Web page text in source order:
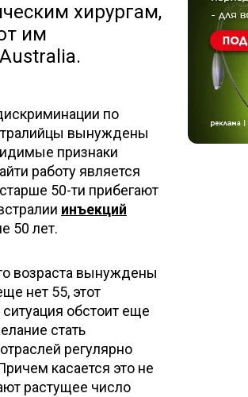
хирургам,
им
по
вынуждены
признаки
работу является
50-ти прибегают
инъекций
50 лет.
возраста вынуждены
нет 55, этот
обстоит еще
стать
регулярно
касается это не
растущее число